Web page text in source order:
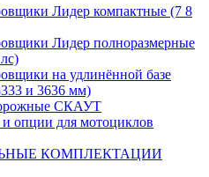
Лидер компактные (7 8
Лидер полноразмерные
на удлинённой базе
и 3636 мм)
СКАУТ
опции для мотоциклов
КОМПЛЕКТАЦИИ